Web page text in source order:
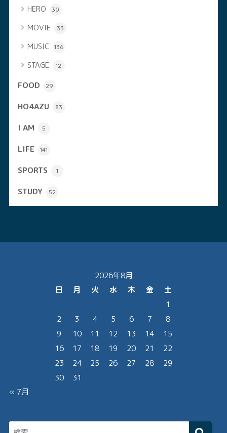
HERO 30
MOVIE 33
MUSIC 136
STAGE 12
FOOD 29
HO4AZU 83
I AM 5
LIFE 141
SPORTS 1
STUDY 52
2026年8月
日
月 火 水 木 金
土
1
2
3 4 5 6 7
8
9
10 11 12 13 14
15
16
17 18 19 20 21
22
23
24 25 26 27 28
29
30
31
« 7月